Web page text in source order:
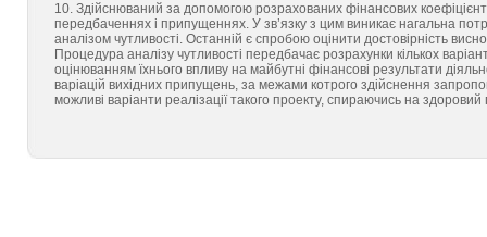
10. Здійснюваний за допомогою розрахованих фінансових
передбаченнях і припущеннях. У зв’язку з цим виникає нагальна
аналізом чутливості. Останній є спробою оцінити достовірність
Процедура аналізу чутливості передбачає розрахунки кількох
оцінюванням їхнього впливу на майбутні фінансові результати
варіацій вихідних припущень, за межами котрого здійснення
можливі варіанти реалізації такого проекту, спираючись на здоровий